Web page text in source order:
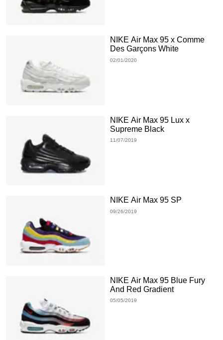
NIKE Air Max 95 x Comme
Des Garçons White
02/01/2020
NIKE Air Max 95 Lux x
Supreme Black
11/07/2019
NIKE Air Max 95 SP
09/26/2019
NIKE Air Max 95 Blue Fury
And Red Gradient
05/05/2019